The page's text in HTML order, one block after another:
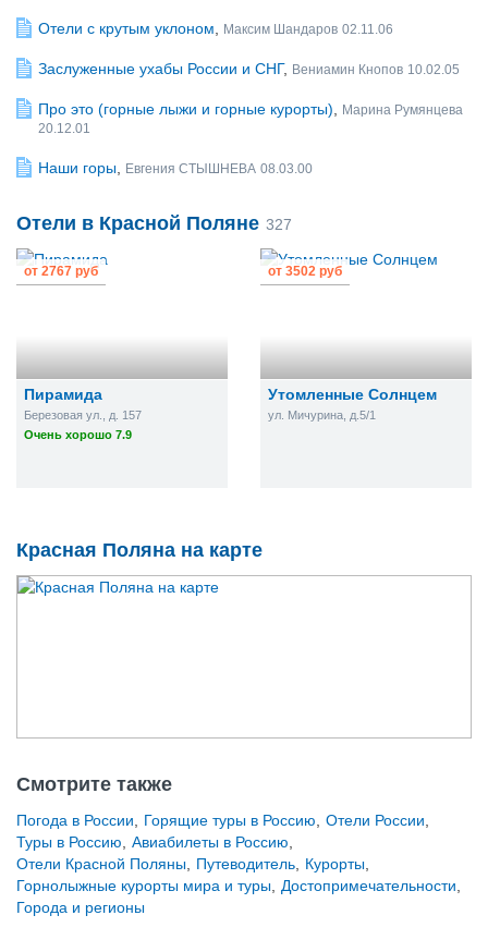
Отели с крутым уклоном Максим Шандаров 02.11.06
Заслуженные ухабы России и СНГ, Вениамин Кнопов 10.02.05
Про это (горные лыжи и горные курорты)
Марина Румянцева
20.12.01
Наши горы Евгения СТЫШНЕВА 08.03.00
Отели в Красной Поляне 327
Пирамида
Березовая ул., д. 157
Очень хорошо 7.9
от 2767 руб
Утомленные Солнцем
ул. Мичурина, д.5/1
от 3502 руб
Красная Поляна на карте
Смотрите также
Погода в России Горящие туры в Россию Отели России
Туры в Россию
Авиабилеты в Россию
Отели Красной Поляны
Путеводитель Курорты
Горнолыжные курорты мира и туры
Достопримечательности
Города и регионы